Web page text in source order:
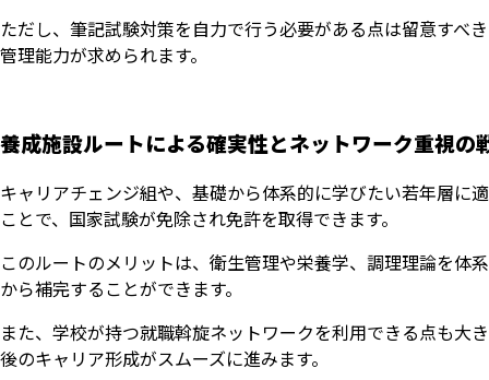
ただし、筆記試験対策を自力で行う必要がある点は留意すべ
管理能力が求められます。
養成施設ルートによる確実性とネットワーク重視の
キャリアチェンジ組や、基礎から体系的に学びたい若年層に
ことで、国家試験が免除され免許を取得できます。
このルートのメリットは、衛生管理や栄養学、調理理論を体
から補完することができます。
また、学校が持つ就職斡旋ネットワークを利用できる点も大
後のキャリア形成がスムーズに進みます。